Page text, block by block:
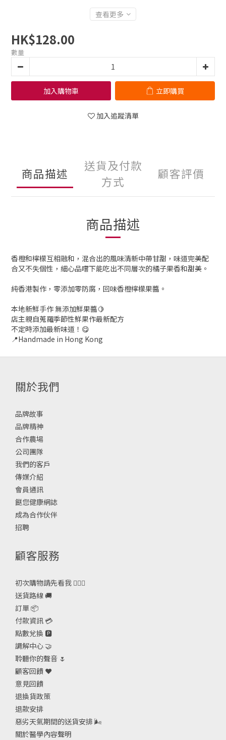
查看更多
HK$128.00
數量
加入購物車 立即購買
加入追蹤清單
商品描述
送貨及付款
方式
顧客評價
商品描述
香橙和檸檬互相融和，混合出的風味清新中帶甘甜，味道完美配
合又不失個性，細心品嚐下能吃出不同層次的橘子果香和甜美。
純香港製作，零添加零防腐，回味香橙檸檬果醬。
本地新鮮手作 無添加鮮果醬🍋
店主親自蒐羅季節性鮮果作最新配方
不定時添加最新味道！😋
📍Handmade in Hong Kong
關於我們
品牌故事
品牌精神
合作農場
公司團隊
我們的客戶
傳媒介紹
會員通訊
餸您健康網誌
成為合作伙伴
招聘
顧客服務
初次購物請先看我 🙋🏻‍♀️
送貨路線 🚚
訂單 📦
付款資訊 💳
點數兌換 🅿️
調解中心 🤝
聆聽你的聲音 🌷
顧客回饋 ❤️
意見回饋
退換貨政策
退款安排
惡劣天氣期間的送貨安排🌬
關於醫學內容聲明